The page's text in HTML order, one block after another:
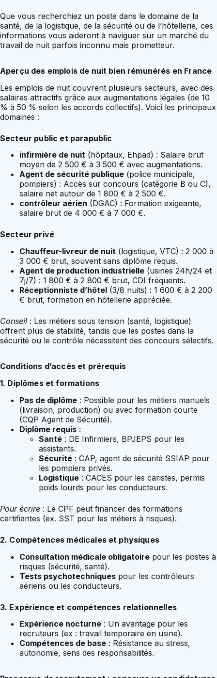
Que vous recherchiez un poste dans le domaine de la
santé, de la logistique, de la sécurité ou de l’hôtellerie, ces
informations vous aideront à naviguer sur un marché du
travail de nuit parfois inconnu mais prometteur.
Aperçu des emplois de nuit bien rémunérés en France
Les emplois de nuit couvrent plusieurs secteurs, avec des
salaires attractifs grâce aux augmentations légales (de 10
% à 50 % selon les accords collectifs). Voici les principaux
domaines :
Secteur public et parapublic
infirmière de nuit (hôpitaux, Ehpad) : Salaire brut
moyen de 2 500 € à 3 500 € avec augmentations.
Agent de sécurité publique (police municipale,
pompiers) : Accès sur concours (catégorie B ou C),
salaire net autour de 1 800 € à 2 500 €.
contrôleur aérien (DGAC) : Formation exigeante,
salaire brut de 4 000 € à 7 000 €.
Secteur privé
Chauffeur-livreur de nuit (logistique, VTC) : 2 000 à
3 000 € brut, souvent sans diplôme requis.
Agent de production industrielle (usines 24h/24 et
7j/7) : 1 800 € à 2 800 € brut, CDI fréquents.
Réceptionniste d’hôtel (3/8 nuits) : 1 600 € à 2 200
€ brut, formation en hôtellerie appréciée.
Conseil : Les métiers sous tension (santé, logistique)
offrent plus de stabilité, tandis que les postes dans la
sécurité ou le contrôle nécessitent des concours sélectifs.
Conditions d’accès et prérequis
1. Diplômes et formations
Pas de diplôme : Possible pour les métiers manuels
(livraison, production) ou avec formation courte
(CQP Agent de Sécurité).
Diplôme requis :
Santé : DE Infirmiers, BPJEPS pour les
assistants.
Sécurité : CAP, agent de sécurité SSIAP pour
les pompiers privés.
Logistique : CACES pour les caristes, permis
poids lourds pour les conducteurs.
Pour écrire : Le CPF peut financer des formations
certifiantes (ex. SST pour les métiers à risques).
2. Compétences médicales et physiques
Consultation médicale obligatoire pour les postes à
risques (sécurité, santé).
Tests psychotechniques pour les contrôleurs
aériens ou les conducteurs.
3. Expérience et compétences relationnelles
Expérience nocturne : Un avantage pour les
recruteurs (ex : travail temporaire en usine).
Compétences de base : Résistance au stress,
autonomie, sens des responsabilités.